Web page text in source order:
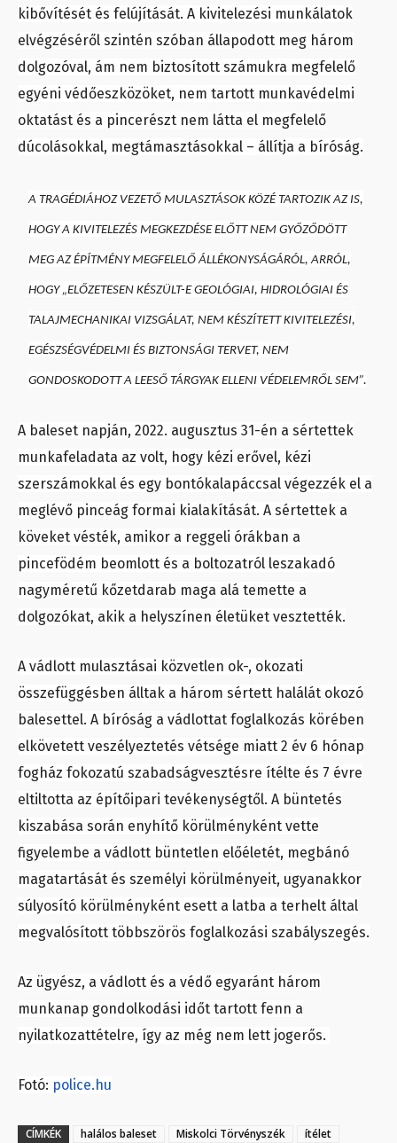
kibővítését és felújítását. A kivitelezési munkálatok
elvégzéséről szintén szóban állapodott meg három
dolgozóval, ám nem biztosított számukra megfelelő
egyéni védőeszközöket, nem tartott munkavédelmi
oktatást és a pincerészt nem látta el megfelelő
dúcolásokkal, megtámasztásokkal – állítja a bíróság.
A TRAGÉDIÁHOZ VEZETŐ MULASZTÁSOK KÖZÉ TARTOZIK AZ IS,
HOGY A KIVITELEZÉS MEGKEZDÉSE ELŐTT NEM GYŐZŐDÖTT
MEG AZ ÉPÍTMÉNY MEGFELELŐ ÁLLÉKONYSÁGÁRÓL, ARRÓL,
HOGY „ELŐZETESEN KÉSZÜLT-E GEOLÓGIAI, HIDROLÓGIAI ÉS
TALAJMECHANIKAI VIZSGÁLAT, NEM KÉSZÍTETT KIVITELEZÉSI,
EGÉSZSÉGVÉDELMI ÉS BIZTONSÁGI TERVET, NEM
GONDOSKODOTT A LEESŐ TÁRGYAK ELLENI VÉDELEMRŐL SEM”.
A baleset napján, 2022. augusztus 31-én a sértettek
munkafeladata az volt, hogy kézi erővel, kézi
szerszámokkal és egy bontókalapáccsal végezzék el a
meglévő pinceág formai kialakítását. A sértettek a
köveket vésték, amikor a reggeli órákban a
pincefödém beomlott és a boltozatról leszakadó
nagyméretű kőzetdarab maga alá temette a
dolgozókat, akik a helyszínen életüket vesztették.
A vádlott mulasztásai közvetlen ok-, okozati
összefüggésben álltak a három sértett halálát okozó
balesettel. A bíróság a vádlottat foglalkozás körében
elkövetett veszélyeztetés vétsége miatt 2 év 6 hónap
fogház fokozatú szabadságvesztésre ítélte és 7 évre
eltiltotta az építőipari tevékenységtől. A büntetés
kiszabása során enyhítő körülményként vette
figyelembe a vádlott büntetlen előéletét, megbánó
magatartását és személyi körülményeit, ugyanakkor
súlyosító körülményként esett a latba a terhelt által
megvalósított többszörös foglalkozási szabályszegés.
Az ügyész, a vádlott és a védő egyaránt három
munkanap gondolkodási időt tartott fenn a
nyilatkozattételre, így az még nem lett jogerős.
Fotó: police.hu
CÍMKÉK halálos baleset Miskolci Törvényszék ítélet